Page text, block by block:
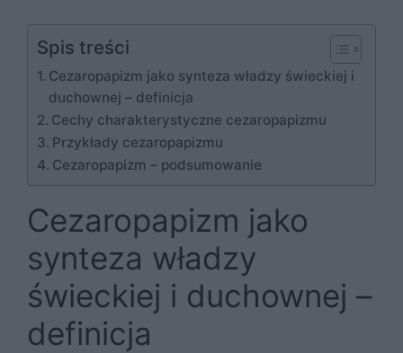
Spis treści
Cezaropapizm jako synteza władzy świeckiej i
duchownej – definicja
Cechy charakterystyczne cezaropapizmu
Przykłady cezaropapizmu
Cezaropapizm – podsumowanie
Cezaropapizm jako
synteza władzy
świeckiej i duchownej –
definicja